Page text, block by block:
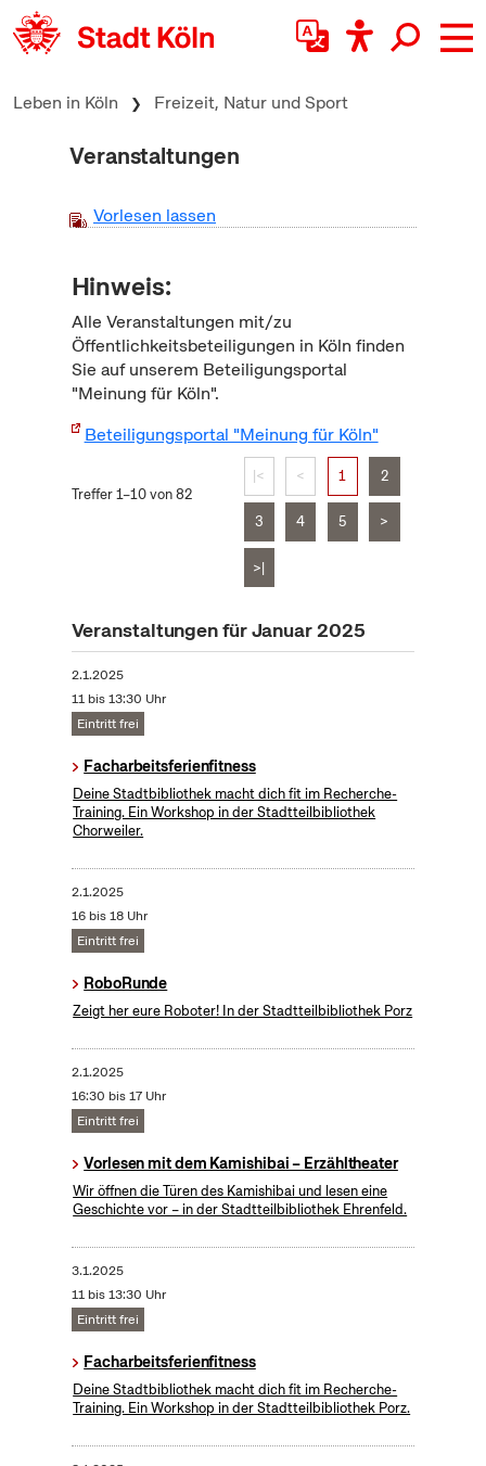
zum Inhalt springen
Leben in Köln Freizeit, Natur und Sport
Veranstaltungen
Vorlesen lassen
Hinweis:
Alle Veranstaltungen mit/zu
Öffentlichkeitsbeteiligungen in Köln finden
Sie auf unserem Beteiligungsportal
"Meinung für Köln".
Beteiligungsportal "Meinung für Köln"
Treffer 1–10 von 82
|< < 1 2
3 4 5 >
>|
Veranstaltungen für Januar 2025
2.1.2025
11 bis 13:30 Uhr
Eintritt frei
Facharbeitsferienfitness
Deine Stadtbibliothek macht dich fit im Recherche-
Training. Ein Workshop in der Stadtteilbibliothek
Chorweiler.
2.1.2025
16 bis 18 Uhr
Eintritt frei
RoboRunde
Zeigt her eure Roboter! In der Stadtteilbibliothek Porz
2.1.2025
16:30 bis 17 Uhr
Eintritt frei
Vorlesen mit dem Kamishibai – Erzähltheater
Wir öffnen die Türen des Kamishibai und lesen eine
Geschichte vor – in der Stadtteilbibliothek Ehrenfeld.
3.1.2025
11 bis 13:30 Uhr
Eintritt frei
Facharbeitsferienfitness
Deine Stadtbibliothek macht dich fit im Recherche-
Training. Ein Workshop in der Stadtteilbibliothek Porz.